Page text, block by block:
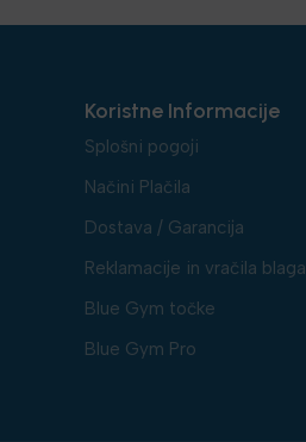
Koristne Informacije
Splošni pogoji
Načini Plačila
Dostava / Garancija
Reklamacije in vračila blaga
Blue Gym točke
Blue Gym Pro